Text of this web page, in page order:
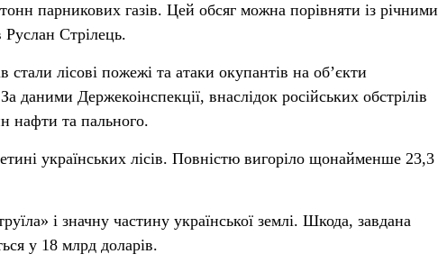
парникових газів. Цей обсяг можна порівняти із річними
Руслан Стрілець.
лісові пожежі та атаки окупантів на об’єкти
даними Держекоінспекції, внаслідок російських обстрілів
нафти та пального.
українських лісів. Повністю вигоріло щонайменше 23,3
і значну частину української землі. Шкода, завдана
у 18 млрд доларів.